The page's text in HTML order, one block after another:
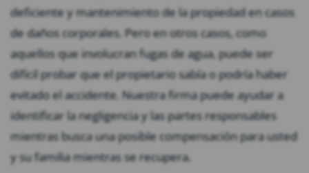
deficiente y mantenimiento de la propiedad en casos
de daños corporales. Pero en otros casos, como
aquellos que involucran fugas de agua, puede ser
difícil probar que el propietario sabía o podría haber
evitado el accidente. Nuestra firma puede ayudar a
identificar la negligencia y las partes responsables
mientras busca una posible compensación para usted
y su familia mientras se recupera.